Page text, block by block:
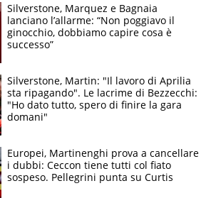
Silverstone, Marquez e Bagnaia
lanciano l’allarme: “Non poggiavo il
ginocchio, dobbiamo capire cosa è
successo”
Silverstone, Martin: "Il lavoro di Aprilia
sta ripagando". Le lacrime di Bezzecchi:
"Ho dato tutto, spero di finire la gara
domani"
Europei, Martinenghi prova a cancellare
i dubbi: Ceccon tiene tutti col fiato
sospeso. Pellegrini punta su Curtis